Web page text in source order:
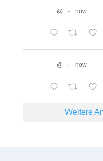
@ · now
@ · now
Weitere